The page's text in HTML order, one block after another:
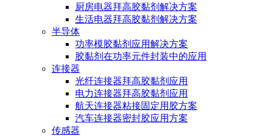
厨房电器拜高胶黏剂解决方案
生活电器拜高胶黏剂解决方案
半导体
功率模胶黏剂应用解决方案
胶黏剂在功率元件封装中的应用
连接器
光纤连接器拜高胶黏剂应用
电力连接器拜高胶黏剂应用
航天连接器粘接固定用胶方案
汽车连接器密封胶应用方案
传感器